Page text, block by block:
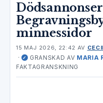
minnessidor
15 MAJ 2026, 22:42 AV
· ✓ GRANSKAD AV MARIA
FAKTAGRANSKNING